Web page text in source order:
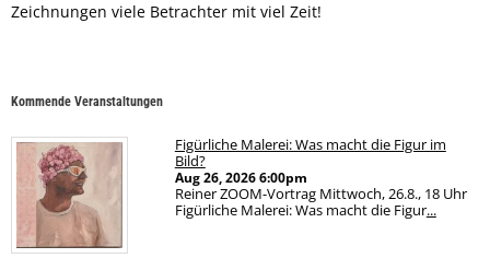
Zeichnungen viele Betrachter mit viel Zeit!
Kommende Veranstaltungen
Figürliche Malerei: Was macht die Figur im
Bild?
Aug 26, 20266:00pm
Reiner ZOOM-Vortrag Mittwoch, 26.8., 18 Uhr
Figürliche Malerei: Was macht die Figur...